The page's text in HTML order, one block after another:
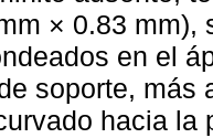
× 0.83 mm),
en el
soporte, más
hacia la